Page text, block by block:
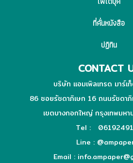
ที่คั่นหนังสือ
ปฏิทิน
CONTACT
บริษัท แอมเพิลเทรด มาร์เ
86 ซอยรัชดาภิเษก 16 ถนนรัชดาภิ
เขตบางกอกใหญ่ กรุงเทพมห
Tel :
Line :
Email :